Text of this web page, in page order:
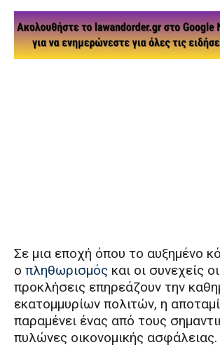
Σε μια εποχή όπου το αυξημένο
ο πληθωρισμός και οι συνεχείς
προκλήσεις επηρεάζουν την
εκατομμυρίων πολιτών, η
παραμένει ένας από τους
πυλώνες οικονομικής ασφάλειας.